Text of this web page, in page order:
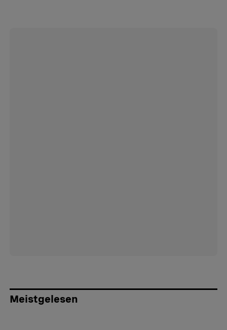
Meistgelesen